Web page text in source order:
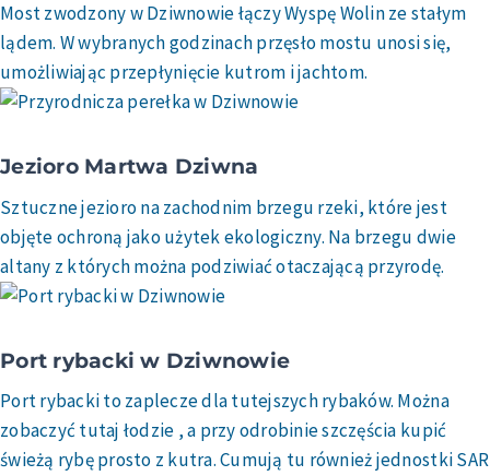
Most zwodzony w Dziwnowie łączy Wyspę Wolin ze stałym
lądem. W wybranych godzinach przęsło mostu unosi się,
umożliwiając przepłynięcie kutrom i jachtom.
Jezioro Martwa Dziwna
Sztuczne jezioro na zachodnim brzegu rzeki, które jest
objęte ochroną jako użytek ekologiczny. Na brzegu dwie
altany z których można podziwiać otaczającą przyrodę.
Port rybacki w Dziwnowie
Port rybacki to zaplecze dla tutejszych rybaków. Można
zobaczyć tutaj łodzie , a przy odrobinie szczęścia kupić
świeżą rybę prosto z kutra. Cumują tu również jednostki SAR